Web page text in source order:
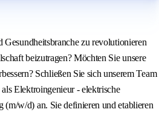
Gesundheitsbranche zu revolutionieren
beizutragen? Möchten Sie unsere
Schließen Sie sich unserem Team
Elektroingenieur - elektrische
(m/w/d) an. Sie definieren und etablieren